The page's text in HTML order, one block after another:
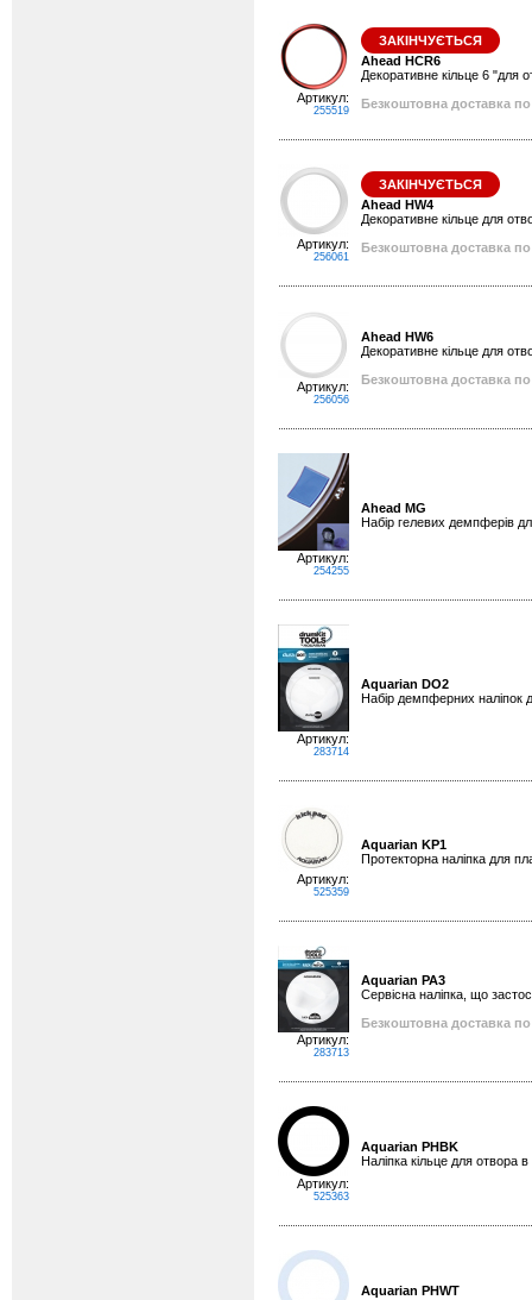
Артикул:
255519
ЗАКІНЧУЄТЬСЯ
Ahead HCR6
Декоративне кільце 6 "для
Безкоштовна доставка по
Артикул:
256061
ЗАКІНЧУЄТЬСЯ
Ahead HW4
Декоративне кільце для
Безкоштовна доставка по
Артикул:
256056
Ahead HW6
Декоративне кільце для
Безкоштовна доставка по
Артикул:
254255
Ahead MG
Набір гелевих демпферів
Артикул:
283714
Aquarian DO2
Набір демпферних наліпок
Артикул:
525359
Aquarian KP1
Протекторна наліпка для
Артикул:
283713
Aquarian PA3
Сервісна наліпка, що
Безкоштовна доставка по
Артикул:
525363
Aquarian PHBK
Наліпка кільце для отвора
Aquarian PHWT